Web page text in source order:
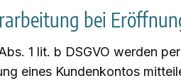
bei
1 lit. b DSGVO werden
eines Kundenkontos